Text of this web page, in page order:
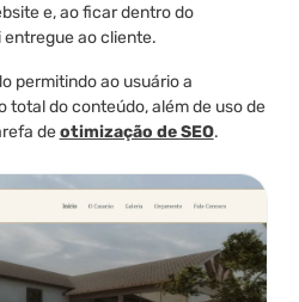
e, ao ficar dentro do
entregue ao cliente.
permitindo ao usuário a
total do conteúdo, além de uso de
deotimização de SEO.